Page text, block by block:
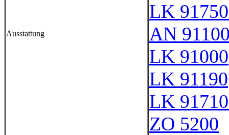
Ausstattung
LK
AN
LK 91000
LK 91190
LK
ZO 5200